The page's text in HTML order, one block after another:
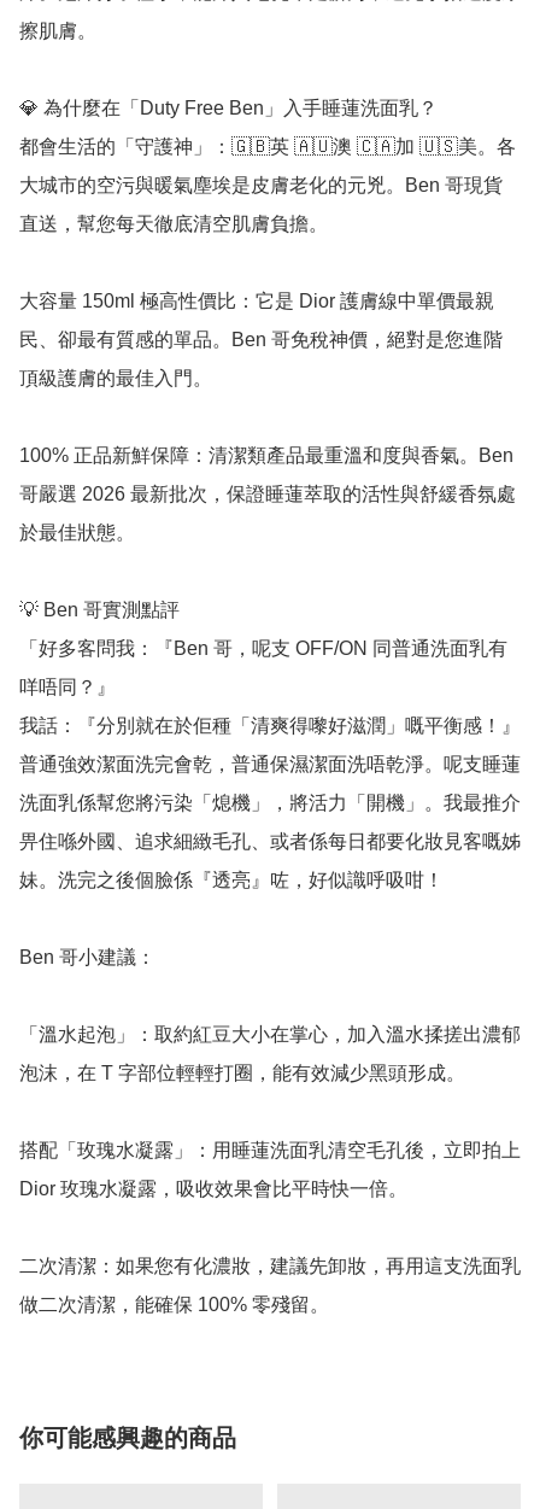
擦肌膚。
💎 為什麼在「Duty Free Ben」入手睡蓮洗面乳？
都會生活的「守護神」：🇬🇧英 🇦🇺澳 🇨🇦加 🇺🇸美。各
大城市的空污與暖氣塵埃是皮膚老化的元兇。Ben 哥現貨
直送，幫您每天徹底清空肌膚負擔。
大容量 150ml 極高性價比：它是 Dior 護膚線中單價最親
民、卻最有質感的單品。Ben 哥免稅神價，絕對是您進階
頂級護膚的最佳入門。
100% 正品新鮮保障：清潔類產品最重溫和度與香氣。Ben
哥嚴選 2026 最新批次，保證睡蓮萃取的活性與舒緩香氛處
於最佳狀態。
💡 Ben 哥實測點評
「好多客問我：『Ben 哥，呢支 OFF/ON 同普通洗面乳有
咩唔同？』
我話：『分別就在於佢種「清爽得嚟好滋潤」嘅平衡感！』
普通強效潔面洗完會乾，普通保濕潔面洗唔乾淨。呢支睡蓮
洗面乳係幫您將污染「熄機」，將活力「開機」。我最推介
畀住喺外國、追求細緻毛孔、或者係每日都要化妝見客嘅姊
妹。洗完之後個臉係『透亮』咗，好似識呼吸咁！
Ben 哥小建議：
「溫水起泡」：取約紅豆大小在掌心，加入溫水揉搓出濃郁
泡沫，在 T 字部位輕輕打圈，能有效減少黑頭形成。
搭配「玫瑰水凝露」：用睡蓮洗面乳清空毛孔後，立即拍上
Dior 玫瑰水凝露，吸收效果會比平時快一倍。
二次清潔：如果您有化濃妝，建議先卸妝，再用這支洗面乳
你可能感興趣的商品